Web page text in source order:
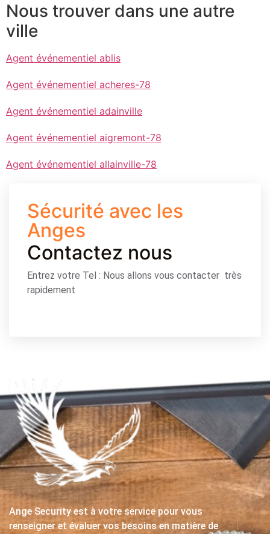
Nous trouver dans une autre
ville
Agent événementiel ablis
Agent événementiel acheres-78
Agent événementiel adainville
Agent événementiel aigremont-78
Agent événementiel allainville-78
Sécurité avec les
Anges
Contactez nous
Entrez votre Tel : Nous allons vous contacter très
rapidement
Ange Security est à votre service pour vous
renseigner et évaluer vos besoins en matière de